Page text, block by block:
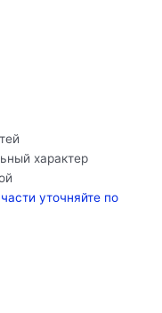
характер
уточняйте по